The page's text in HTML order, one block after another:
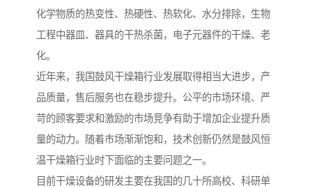
化学物质的热变性、热硬性、热软化、水分排除，生物
工程中器皿、器具的干热杀菌，电子元器件的干燥、老
化。
近年来，我国鼓风干燥箱行业发展取得相当大进步，产
品质量，售后服务也在稳步提升。公平的市场环境、严
苛的顾客要求和激励的市场竞争有助于增加企业提升质
量的动力。随着市场渐渐饱和，技术创新仍然是鼓风恒
温干燥箱行业时下面临的主要问题之一。
目前干燥设备的研发主要在我国的几十所高校、科研单